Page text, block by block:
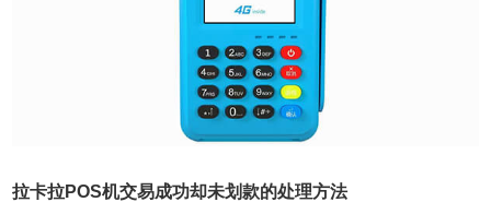
拉卡拉POS机交易成功却未划款的处理方法